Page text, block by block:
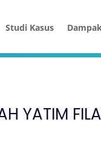
Studi Kasus
YATIM